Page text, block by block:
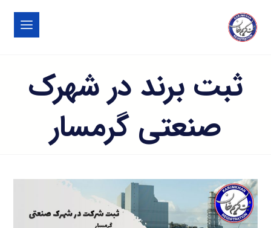
ثبت برند در شهرک
صنعتی گرمسار